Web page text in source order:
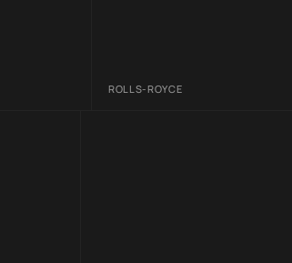
ROLLS-ROYCE